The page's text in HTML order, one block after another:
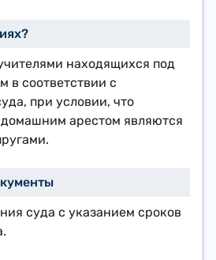
находящихся под
в соответствии с
при условии, что
арестом являются
суда с указанием сроков